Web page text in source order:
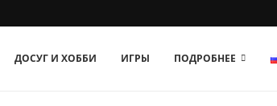
ДОСУГ И ХОББИ ИГРЫ ПОДРОБНЕЕ